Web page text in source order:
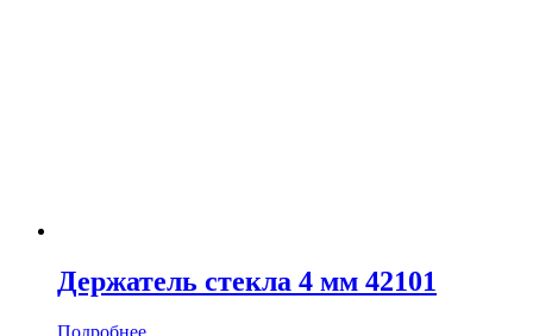
Держатель стекла 4 мм 42101
Подробнее